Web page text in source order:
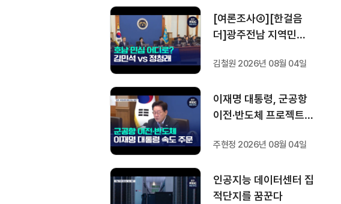
[여론조사④][한걸음
더]광주전남 지역민들
할까.. 변수는?
김철원 2026년 08월 04일
이재명 대통령, 군공항
이전·반도체 프로젝트
주현정 2026년 08월 04일
인공지능 데이터센터 집
적단지를 꿈꾼다